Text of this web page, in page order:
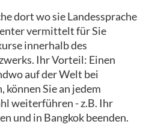
dort wo sie Landessprache
vermittelt für Sie
innerhalb des
Ihr Vorteil: Einen
auf der Welt bei
können Sie an jedem
weiterführen - z.B. Ihr
und in Bangkok beenden.